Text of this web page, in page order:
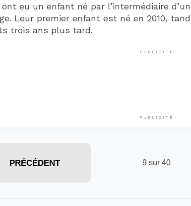
ont eu un enfant né par l’intermédiaire
Leur premier enfant est né en 2010,
trois ans plus tard.
PUBLICITÉ
PUBLICITÉ
9 sur 40
PRÉCÉDENT